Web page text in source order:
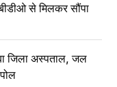
से मिलकर सौंपा
जिला अस्पताल, जल